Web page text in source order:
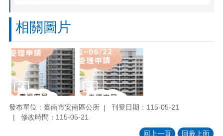
相關圖片
發布單位：臺南市安南區公所
刊登日期：115-05-21
修改時間：115-05-21
回上一頁 回最上面